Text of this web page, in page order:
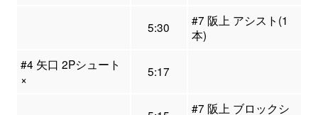
5:30
#7 阪上 アシスト(1
本)
#4 矢口 2Pシュート
×
5:17
#7 阪上 ブロックシ